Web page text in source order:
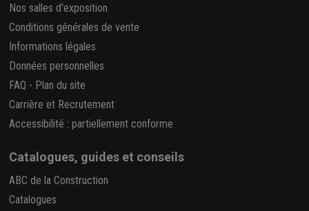
Nos salles d'exposition
Conditions générales de vente
Informations légales
Données personnelles
FAQ - Plan du site
Carrière et Recrutement
Accessibilité : partiellement conforme
Catalogues, guides et conseils
ABC de la Construction
Catalogues